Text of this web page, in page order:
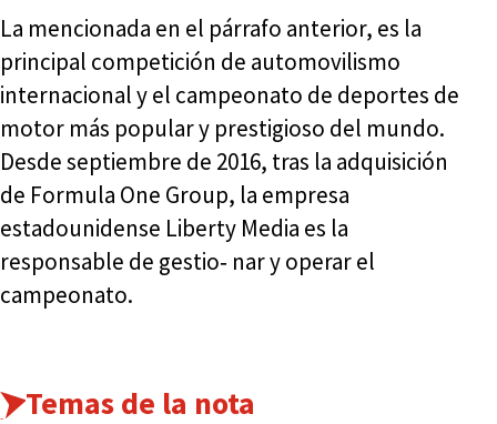
La mencionada en el párrafo anterior, es la
principal competición de automovilismo
internacional y el campeonato de deportes de
motor más popular y prestigioso del mundo.
Desde septiembre de 2016, tras la adquisición
de Formula One Group, la empresa
estadounidense Liberty Media es la
responsable de gestio‑ nar y operar el
campeonato.
Temas de la nota